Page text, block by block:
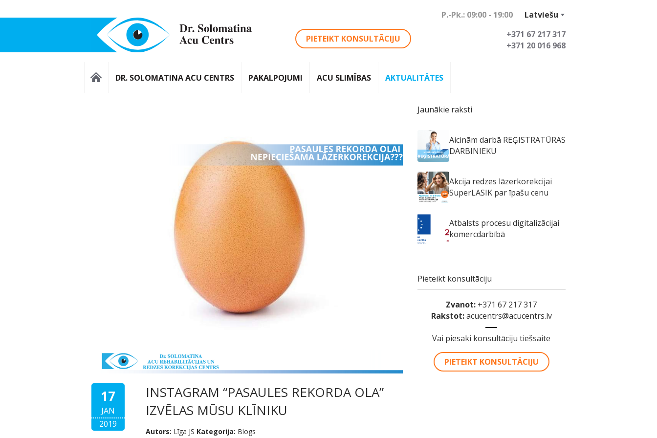
P.-Pk.: 09:00 - 19:00 Latviešu
PIETEIKT KONSULTĀCIJU
+371 67 217 317
+371 20 016 968
DR. SOLOMATINA ACU CENTRS PAKALPOJUMI ACU SLIMĪBAS AKTUALITĀTES
17
JAN
2019
INSTAGRAM “PASAULES REKORDA OLA”
IZVĒLAS MŪSU KLĪNIKU
Autors: Līga JS Kategorija: Blogs
Jaunākie raksti
Aicinām darbā REĢISTRATŪRAS
DARBINIEKU
Akcija redzes lāzerkorekcijai
SuperLASIK par īpašu cenu
Atbalsts procesu digitalizācijai
komercdarbībā
Pieteikt konsultāciju
Zvanot: +371 67 217 317
Rakstot:acucentrs@acucentrs.lv
Vai piesaki konsultāciju tiešsaite
PIETEIKT KONSULTĀCIJU